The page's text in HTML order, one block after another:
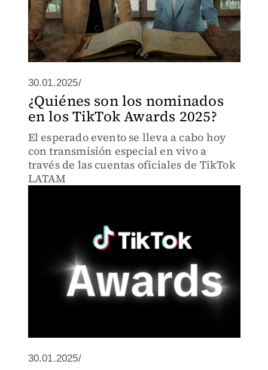
30.01.2025/
¿Quiénes son los nominados
en los TikTok Awards 2025?
El esperado evento se lleva a cabo hoy
con transmisión especial en vivo a
través de las cuentas oficiales de TikTok
LATAM
30.01.2025/